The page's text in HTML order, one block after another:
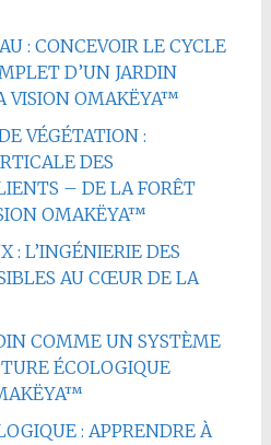
: CONCEVOIR LE CYCLE
D’UN JARDIN
VISION OMAKËYA™
VÉGÉTATION :
DES
– DE LA FORÊT
OMAKËYA™
: L’INGÉNIERIE DES
AU CŒUR DE LA
COMME UN SYSTÈME
ÉCOLOGIQUE
: APPRENDRE À